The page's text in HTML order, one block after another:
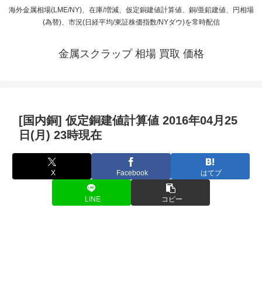
海外金属相場(LME/NY)、在庫/増減、仮定銅建値計算値、銅/亜鉛建値、円相場
(為替)、市況(日経平均/東証株価指数/NYダウ)を常時配信
金属スクラップ 相場 買取 価格
[国内銅] 仮定銅建値計算値 2016年04月25
日(月) 23時現在
X Facebook はてブ
LINE コピー